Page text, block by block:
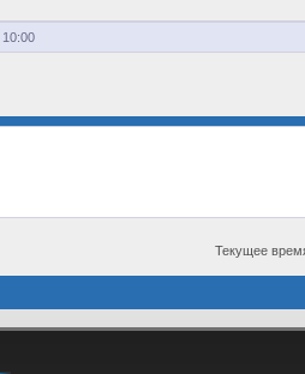
10:00
Текущее